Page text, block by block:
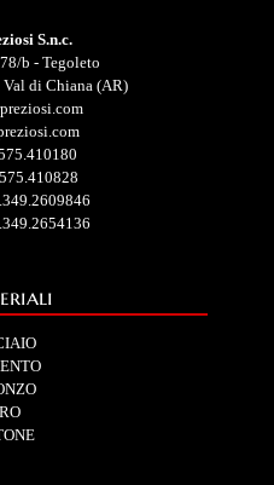
S.n.c.
b - Tegoleto
di Chiana (AR)